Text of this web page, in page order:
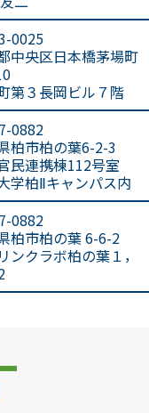
0025
中央区日本橋茅場町
第３長岡ビル７階
0882
柏市柏の葉6-2-3
民連携棟112号室
学柏Ⅱキャンパス内
0882
柏市柏の葉 6-6-2
ンクラボ柏の葉１，